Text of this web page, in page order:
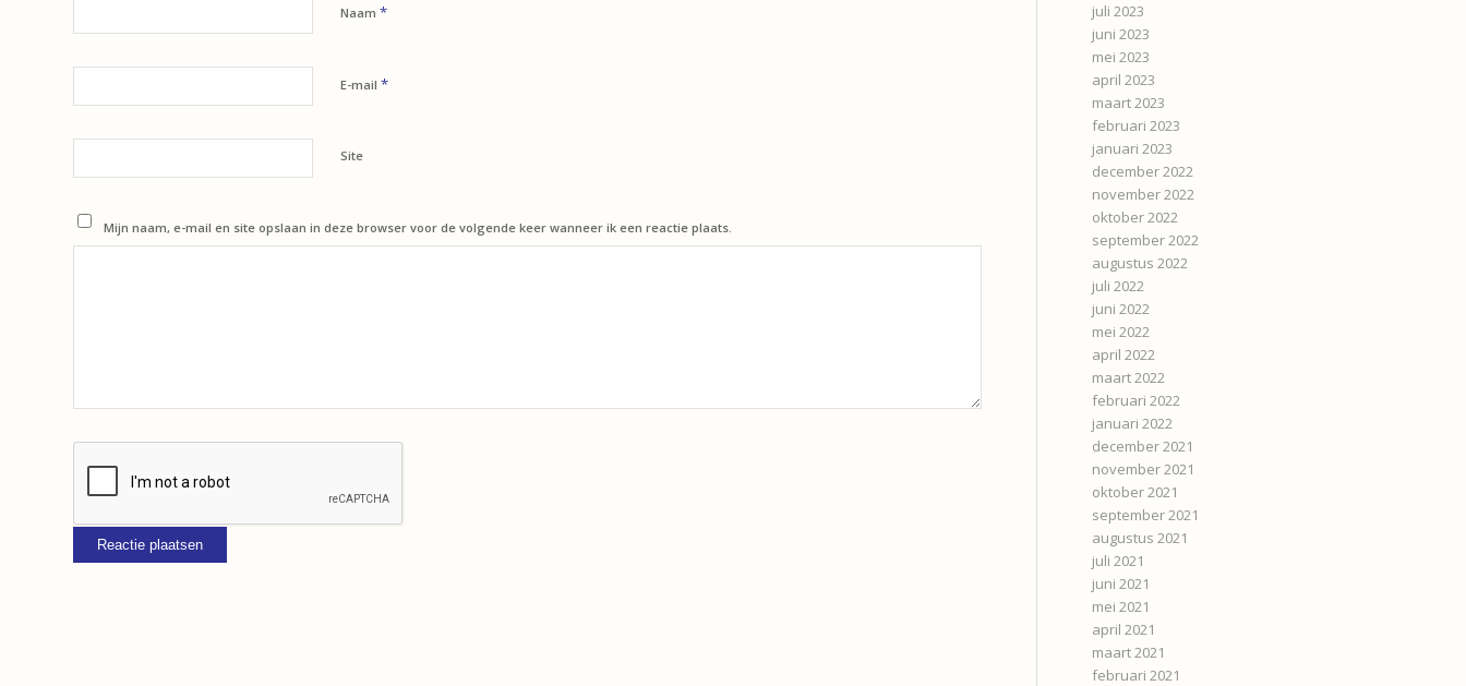
Naam *
E-mail *
Site
Mijn naam, e-mail en site opslaan in deze browser voor de volgende keer wanneer ik een reactie plaats.
juli 2023
juni 2023
mei 2023
april 2023
maart 2023
februari 2023
januari 2023
december 2022
november 2022
oktober 2022
september 2022
augustus 2022
juli 2022
juni 2022
mei 2022
april 2022
maart 2022
februari 2022
januari 2022
december 2021
november 2021
oktober 2021
september 2021
augustus 2021
juli 2021
juni 2021
mei 2021
april 2021
maart 2021
februari 2021